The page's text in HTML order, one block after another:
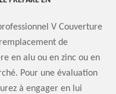
V Couverture
de
en alu ou en zinc ou en
Pour une évaluation
à engager en lui